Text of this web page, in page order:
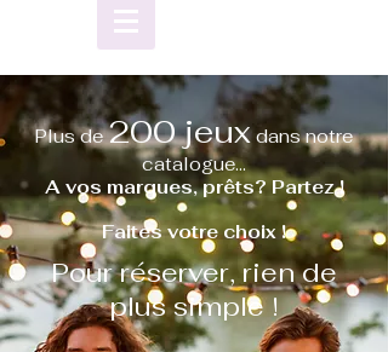
Plus de200 jeux dans notre
catalogue...
A vos marques, prêts? Partez !
Faites votre choix !
Pour réserver, rien de
plus simple !